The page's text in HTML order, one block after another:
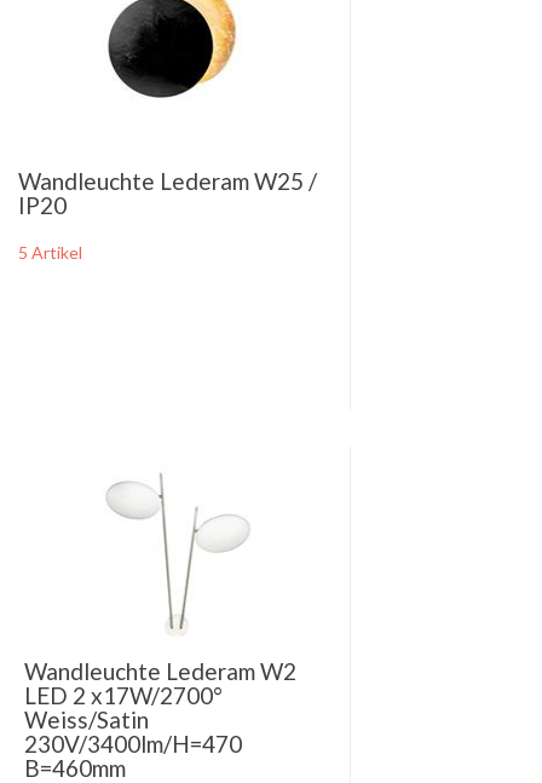
Wandleuchte Lederam W25 /
IP20
5 Artikel
Wandleuchte Lederam W2
LED 2 x17W/2700°
Weiss/Satin
230V/3400lm/H=470
B=460mm